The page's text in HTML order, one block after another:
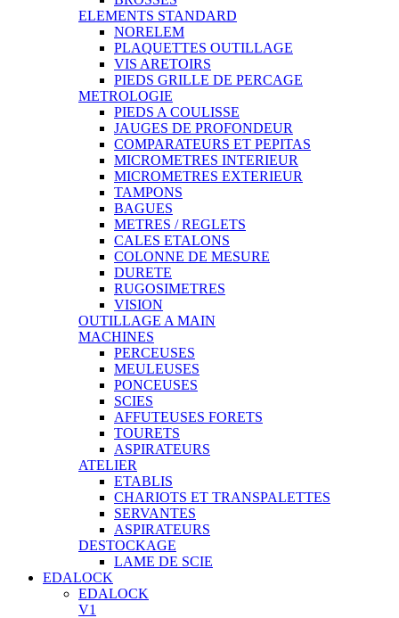
ELEMENTS STANDARD
NORELEM
PLAQUETTES OUTILLAGE
VIS ARETOIRS
PIEDS GRILLE DE PERCAGE
METROLOGIE
PIEDS A COULISSE
JAUGES DE PROFONDEUR
COMPARATEURS ET PEPITAS
MICROMETRES INTERIEUR
MICROMETRES EXTERIEUR
TAMPONS
BAGUES
METRES / REGLETS
CALES ETALONS
COLONNE DE MESURE
DURETE
RUGOSIMETRES
VISION
OUTILLAGE A MAIN
MACHINES
PERCEUSES
MEULEUSES
PONCEUSES
SCIES
AFFUTEUSES FORETS
TOURETS
ASPIRATEURS
ATELIER
ETABLIS
CHARIOTS ET TRANSPALETTES
SERVANTES
ASPIRATEURS
DESTOCKAGE
LAME DE SCIE
EDALOCK
EDALOCK
V1